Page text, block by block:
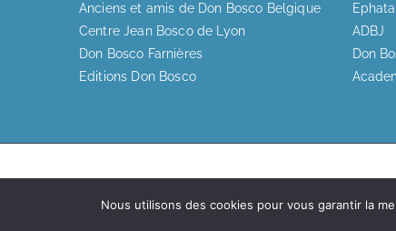
Anciens et amis de Don Bosco Belgique
Centre Jean Bosco de Lyon
Don Bosco Farnières
Editions Don Bosco
Ephata
ADBJ
Don
Nous utilisons des cookies pour vous garantir la